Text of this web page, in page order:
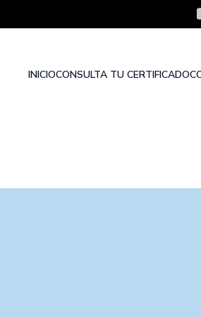
INICIOCONSULTA TU CERTIFICADO